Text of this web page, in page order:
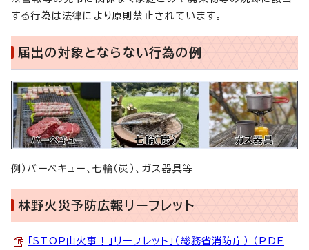
する行為は法律により原則禁止されています。
届出の対象とならない行為の例
例）バーベキュー、七輪（炭）、ガス器具等
林野火災予防広報リーフレット
「STOP山火事！」リーフレット」（総務省消防庁） （PDF